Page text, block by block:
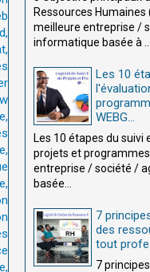
Ressources Humaines
meilleure entreprise /
informatique basée à ...
Les 10
WEBG...
Les 10 étapes du suivi
projets et
entreprise / société /
basée...
7
des
tout
7